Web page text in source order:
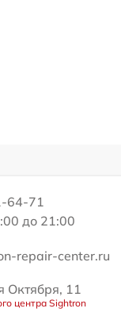
64-71
до 21:00
repair-center.ru
Октября, 11
центра Sightron